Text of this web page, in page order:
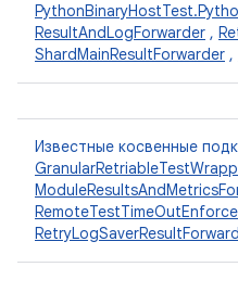
ResultAndLogForwarder ,
ShardMainResultForwarder ,
Известные косвенные